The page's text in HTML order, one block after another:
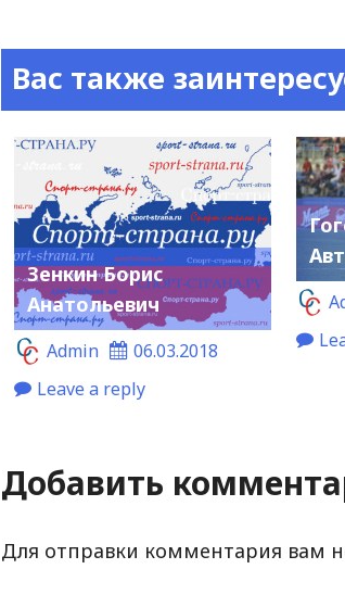
Вас также
Зенкин Борис
Анатольевич
Admin
06.03.2018
Leave a reply
Добавить
Для отправки комментария вам